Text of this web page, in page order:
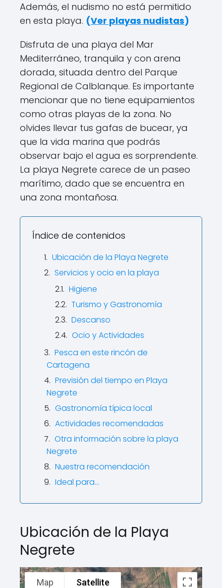
Además, el nudismo no está permitido
en esta playa. (Ver playas nudistas)
Disfruta de una playa del Mar
Mediterráneo, tranquila y con arena
dorada, situada dentro del Parque
Regional de Calblanque. Es importante
mencionar que no tiene equipamientos
como otras playas de la zona. No
olvides llevar tus gafas de bucear, ya
que la vida marina que podrás
observar bajo el agua es sorprendente.
La playa Negrete carece de un paseo
marítimo, dado que se encuentra en
una zona montañosa.
Índice de contenidos
Ubicación de la Playa Negrete
Servicios y ocio en la playa
Higiene
Turismo y Gastronomía
Descanso
Ocio y Actividades
Pesca en este rincón de
Cartagena
Previsión del tiempo en Playa
Negrete
Gastronomía típica local
Actividades recomendadas
Otra información sobre la playa
Negrete
Nuestra recomendación
Ideal para...
Ubicación de la Playa
Negrete
Map Satellite